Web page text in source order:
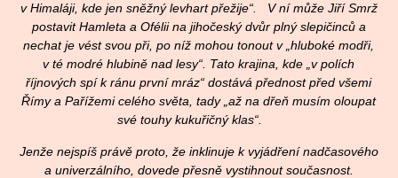
v Himaláji, kde jen sněžný levhart přežije“. V ní může Jiří Smrž
postavit Hamleta a Ofélii na jihočeský dvůr plný slepičinců a
nechat je vést svou při, po níž mohou tonout v „hluboké modři,
v té modré hlubině nad lesy“. Tato krajina, kde „v polích
říjnových spí k ránu první mráz“ dostává přednost před všemi
Římy a Pařížemi celého světa, tady „až na dřeň musím oloupat
své touhy kukuřičný klas“.
Jenže nejspíš právě proto, že inklinuje k vyjádření nadčasového
a univerzálního, dovede přesně vystihnout současnost.